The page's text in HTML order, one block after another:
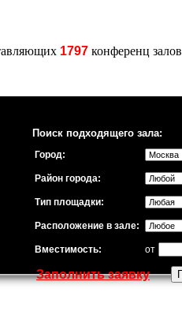
1797 конференц залов
Поиск подходящего зала:
Город:
Район города:
Тип площадки:
Расположение в зале:
Вместимость: от
Заполнить заявку